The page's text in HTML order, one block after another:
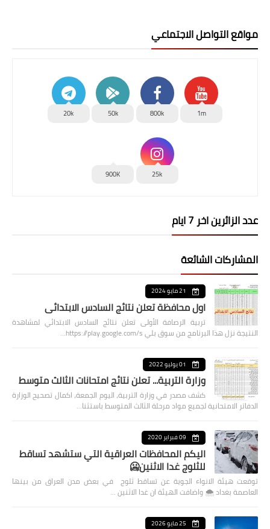
مواقع التواصل الاجتماعي
1m
800k
50k
20k
25k
900K
عدد الزائرين اخر 7 ايام
المشاركات الشائعة
21 مايو 2024
اول محافظة تعلن نتائج السادس الابتدائي
تربية الرصافة الأولى تعلن نتائج السادس الابتدائي لمشاهدة
النتيجة نزل هذا البرنامج من سوق بلي https://play.google.com/s…
01 يوليو 2022
وزارة التربية... تعلن نتائج امتحانات الثالث متوسط
كشف مصدر في وزارة التربية، اليوم الجمعة، اكمال تصحيح الوزارة
الدفاتر الامتحانية لجميع مواد مرحلة الثالث المتوسط باستثنا…
09 فبراير 2020
اليكم المحافظات العراقية التي ستشهد تساقط
للثلوج غدا الاثنين🥶
توقعت هيئة الانواء الجوية عن تساقط ثلوج في بعض مدن العراق من بينها
العاصمة بغداد ⁦🌨️⁩ واضافت الهيئة ان غدا الاثنين …
25 مايو 2026